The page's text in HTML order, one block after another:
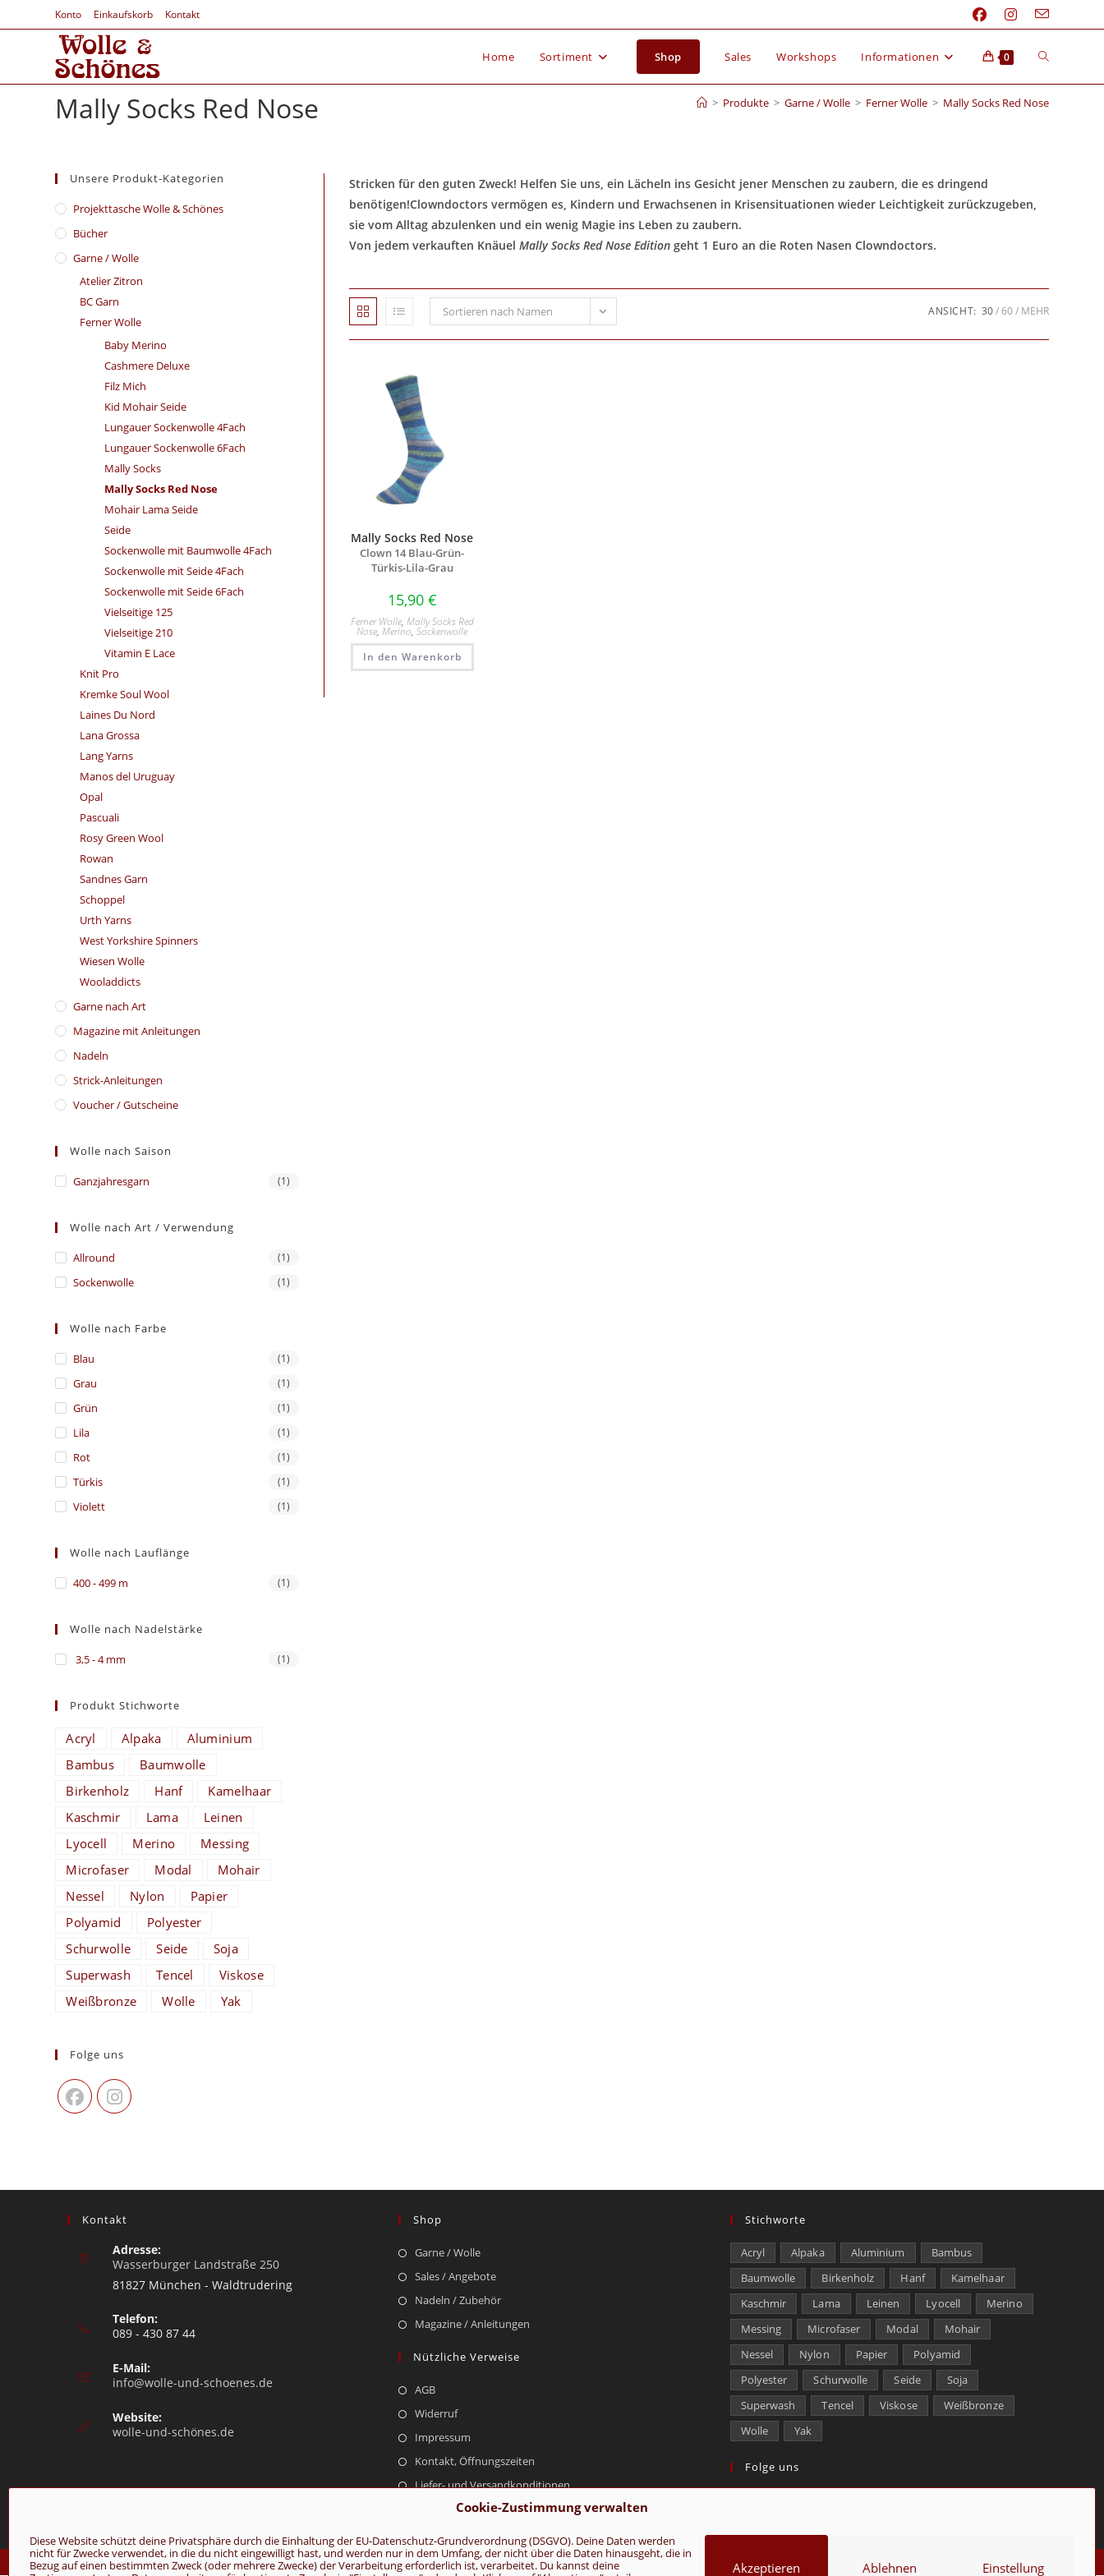
Cookie-Zustimmung verwalten
Diese Website schützt deine Privatsphäre durch die Einhaltung der EU-Datenschutz-Grundverordnung (DSGVO). Deine Daten werden
nicht für Zwecke verwendet, in die du nicht eingewilligt hast, und werden nur in dem Umfang, der nicht über die Daten hinausgeht, die in
Bezug auf einen bestimmten Zweck (oder mehrere Zwecke) der Verarbeitung erforderlich ist, verarbeitet. Du kannst deine
Akzeptieren Ablehnen Einstellung
Konto Einkaufskorb Kontakt
Home Sortiment Shop Sales Workshops Informationen 0
Mally Socks Red Nose > Produkte > Garne / Wolle > Ferner Wolle > Mally Socks Red Nose
Stricken für den guten Zweck! Helfen Sie uns, ein Lächeln ins Gesicht jener Menschen zu zaubern, die es dringend
benötigen!Clowndoctors vermögen es, Kindern und Erwachsenen in Krisensituationen wieder Leichtigkeit zurückzugeben,
sie vom Alltag abzulenken und ein wenig Magie ins Leben zu zaubern.
Von jedem verkauften Knäuel Mally Socks Red Nose Editiongeht 1 Euro an die Roten Nasen Clowndoctors.
Sortieren nach Namen ANSICHT: 30 60 MEHR
Mally Socks Red Nose
Clown 14 Blau-Grün-
Türkis-Lila-Grau
15,90 €
Ferner Wolle, Mally Socks Red
Nose,Merino,Sockenwolle
In den Warenkorb
Unsere Produkt-Kategorien
​Projekttasche Wolle & Schönes
Bücher
Garne / Wolle
Atelier Zitron
BC Garn
Ferner Wolle
Baby Merino
Cashmere Deluxe
Filz Mich
Kid Mohair Seide
Lungauer Sockenwolle 4Fach
Lungauer Sockenwolle 6Fach
Mally Socks
Mally Socks Red Nose
Mohair Lama Seide
Seide
Sockenwolle mit Baumwolle 4Fach
Sockenwolle mit Seide 4Fach
Sockenwolle mit Seide 6Fach
Vielseitige 125
Vielseitige 210
Vitamin E Lace
Knit Pro
Kremke Soul Wool
Laines Du Nord
Lana Grossa
Lang Yarns
Manos del Uruguay
Opal
Pascuali
Rosy Green Wool
Rowan
Sandnes Garn
Schoppel
Urth Yarns
West Yorkshire Spinners
Wiesen Wolle
Wooladdicts
Garne nach Art
Magazine mit Anleitungen
Nadeln
Strick-Anleitungen
Voucher / Gutscheine
Wolle nach Saison
Ganzjahresgarn (1)
Wolle nach Art / Verwendung
Allround (1)
Sockenwolle (1)
Wolle nach Farbe
Blau (1)
Grau (1)
Grün (1)
Lila (1)
Rot (1)
Türkis (1)
Violett (1)
Wolle nach Lauflänge
400 - 499 m (1)
Wolle nach Nadelstärke
3,5 - 4 mm (1)
Produkt Stichworte
Acryl Alpaka
Aluminium
Bambus
Baumwolle
Birkenholz
Hanf
Kamelhaar
Kaschmir
Lama
Leinen
Lyocell
Merino
Messing
Microfaser
Modal
Mohair
Nessel
Nylon
Papier
Polyamid
Polyester
Schurwolle
Seide
Soja
Superwash
Tencel
Viskose
Weißbronze
Wolle Yak
Folge uns
Kontakt
Adresse:
Wasserburger Landstraße 250
81827 München - Waldtrudering
Telefon:
089 - 430 87 44
E-Mail:
info@wolle-und-schoenes.de
Website:
wolle-und-schönes.de
Shop
Garne / Wolle
Sales / Angebote
Nadeln / Zubehör
Magazine / Anleitungen
Nützliche Verweise
AGB
Widerruf
Impressum
Kontakt, Öffnungszeiten
Liefer- und Versandkonditionen
Stichworte
Acryl Alpaka Aluminium
Bambus
Baumwolle
Birkenholz Hanf
Kamelhaar
Kaschmir
Lama Leinen Lyocell
Merino
Messing
Microfaser Modal
Mohair
Nessel
Nylon Papier
Polyamid
Polyester
Schurwolle Seide
Soja
Superwash
Tencel Viskose
Weißbronze
Wolle
Yak
Folge uns
AGB Kontakt Über uns Datenschutz Impressum Cookie-Richtlinie (EU)
© Copyright 2026 - Wolle & Schönes